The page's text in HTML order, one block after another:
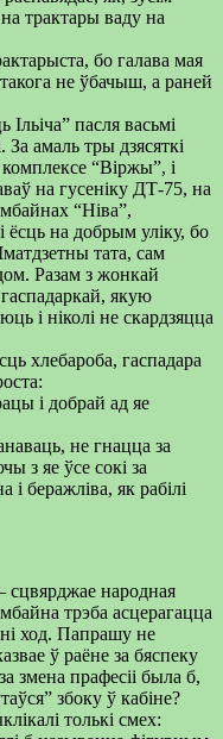
трактары ваду на
бо галава мая
не ўбачыш, а раней
пасля васьмі
амаль тры дзясяткі
“Віржы”, і
на гусеніку ДТ-75, на
“Ніва”,
на добрым уліку, бо
тата, сам
Разам з жонкай
якую
і ніколі не скардзяцца
хлебароба, гаспадара
і добрай ад яе
не гнацца за
з яе ўсе сокі за
і беражліва, як рабілі
сцвярджае народная
трэба асцерагацца
ход. Папрашу не
ў раёне за бяспеку
змена прафесіі была б,
збоку ў кабіне?
толькі смех: